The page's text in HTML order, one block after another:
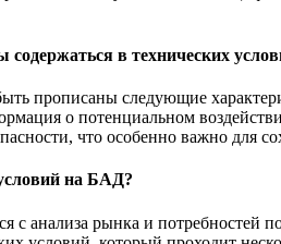
в технических
прописаны следующие
о потенциальном
что особенно важно для
на БАД?
с анализа рынка и потребностей